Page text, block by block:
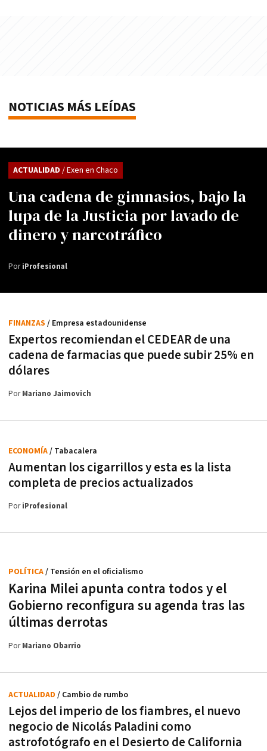
NOTICIAS MÁS LEÍDAS
Una cadena de gimnasios, bajo la
lupa de la Justicia por lavado de
dinero y narcotráfico
ACTUALIDAD / Exen en Chaco
PoriProfesional
Expertos recomiendan el CEDEAR de una
cadena de farmacias que puede subir 25% en
dólares
FINANZAS / Empresa estadounidense
PorMariano Jaimovich
Aumentan los cigarrillos y esta es la lista
completa de precios actualizados
ECONOMÍA/ Tabacalera
PoriProfesional
Karina Milei apunta contra todos y el
Gobierno reconfigura su agenda tras las
últimas derrotas
POLÍTICA/ Tensión en el oficialismo
PorMariano Obarrio
Lejos del imperio de los fiambres, el nuevo
negocio de Nicolás Paladini como
astrofotógrafo en el Desierto de California
ACTUALIDAD / Cambio de rumbo